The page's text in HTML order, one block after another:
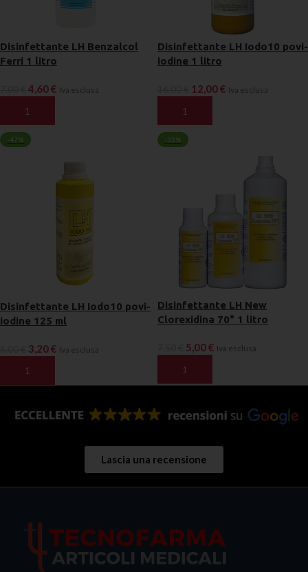
Disinfettante LH Benzalcol
Ferri 1 litro
4,60€ Iva esclusa
AGGIUNGI AL CARRELLO
Disinfettante LH Iodo10 povi-
iodine 1 litro
12,00€ Iva esclusa
AGGIUNGI AL CARRELLO
-47%
Disinfettante LH Iodo10 povi-
iodine 125 ml
3,20€ Iva esclusa
AGGIUNGI AL CARRELLO
-33%
Disinfettante LH New
Clorexidina 70° 1 litro
5,00€ Iva esclusa
AGGIUNGI AL CARRELLO
Lascia una recensione